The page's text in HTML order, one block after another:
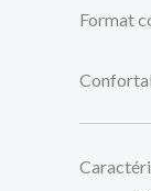
Format